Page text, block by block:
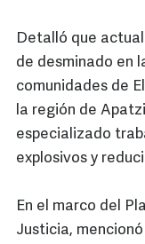
Detalló que
de desminado en
comunidades de
la región de
especializado
explosivos y
En el marco del
Justicia,